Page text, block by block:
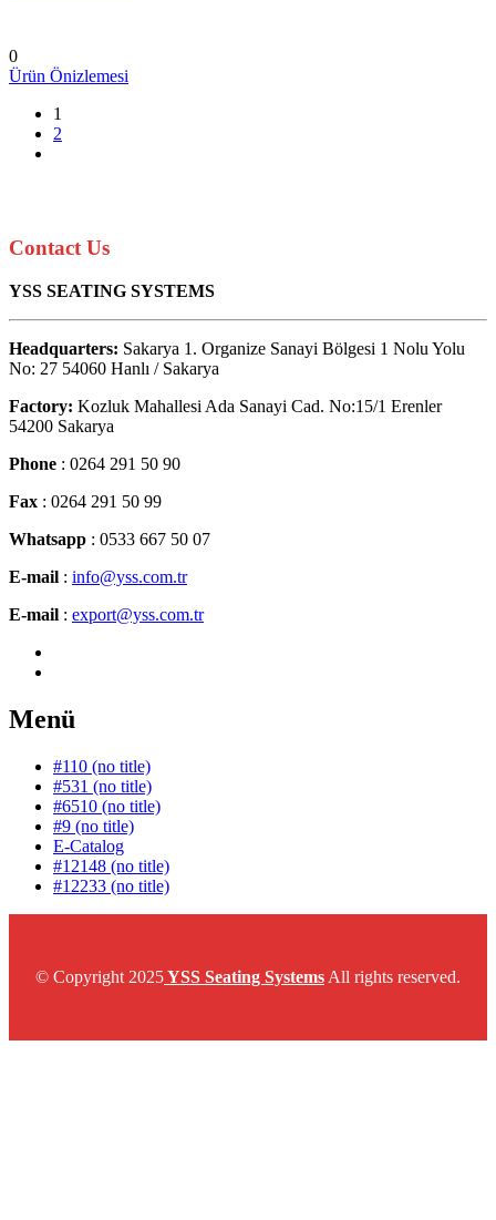
0
Ürün Önizlemesi
1
2
Contact Us
YSS SEATING SYSTEMS
Headquarters: Sakarya 1. Organize Sanayi Bölgesi 1 Nolu Yolu
No: 27 54060 Hanlı / Sakarya
Factory: Kozluk Mahallesi Ada Sanayi Cad. No:15/1 Erenler
54200 Sakarya
Phone : 0264 291 50 90
Fax : 0264 291 50 99
Whatsapp : 0533 667 50 07
E-mail : info@yss.com.tr
E-mail : export@yss.com.tr
Menü
#110 (no title)
#531 (no title)
#6510 (no title)
#9 (no title)
E-Catalog
#12148 (no title)
#12233 (no title)
© Copyright 2025YSS Seating Systems All rights reserved.